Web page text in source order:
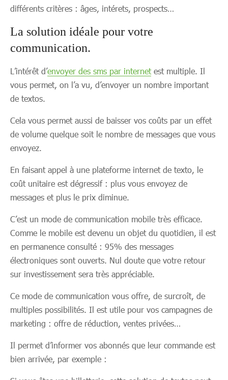
différents critères : âges, intérets, prospects…
La solution idéale pour votre
communication.
L’intérêt d’envoyer des sms par internetest multiple. Il
vous permet, on l’a vu, d’envoyer un nombre important
de textos.
Cela vous permet aussi de baisser vos coûts par un effet
de volume quelque soit le nombre de messages que vous
envoyez.
En faisant appel à une plateforme internet de texto, le
coût unitaire est dégressif : plus vous envoyez de
messages et plus le prix diminue.
C’est un mode de communication mobile très efficace.
Comme le mobile est devenu un objet du quotidien, il est
en permanence consulté : 95% des messages
électroniques sont ouverts. Nul doute que votre retour
sur investissement sera très appréciable.
Ce mode de communication vous offre, de surcroît, de
multiples possibilités. Il est utile pour vos campagnes de
marketing : offre de réduction, ventes privées…
Il permet d’informer vos abonnés que leur commande est
bien arrivée, par exemple :